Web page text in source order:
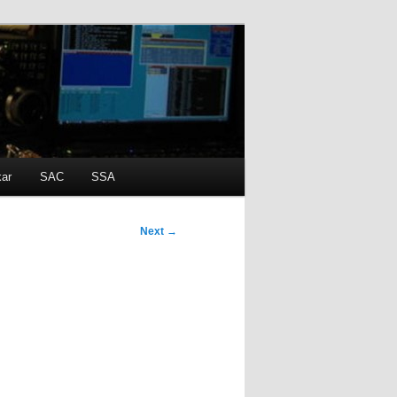
SAC SSA
Next →